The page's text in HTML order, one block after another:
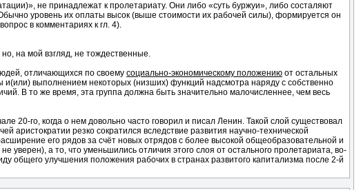
не принадлежат к пролетариату. Они либо «суть буржуи», либо состаляют
уровень их оплаты высок (выше стоимости их рабочей силы), формируется он
в комментариях к гл. 4).
на мой взгляд, не тождественные.
отличающихся по своему социально-экономическому положению от остальных
выполнением некоторых (низших) функций надсмотра наряду с собственно
В то же время, эта группа должна быть значительно малочисленнее, чем весь
20-го, когда о нем довольно часто говорил и писал Ленин. Такой слой существовал
резко сократился вследствие развития научно-технической
его рядов за счёт новых отрядов с более высокой общеобразовательной и
уверен), а то, что уменьшились отличия этого слоя от остального пролетариата, во-
общего улучшения положения рабочих в странах развитого капитализма после 2-й